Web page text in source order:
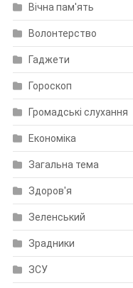
Вічна пам'ять
Волонтерство
Гаджети
Гороскоп
Громадські слухання
Економіка
Загальна тема
Здоров'я
Зеленський
Зрадники
ЗСУ